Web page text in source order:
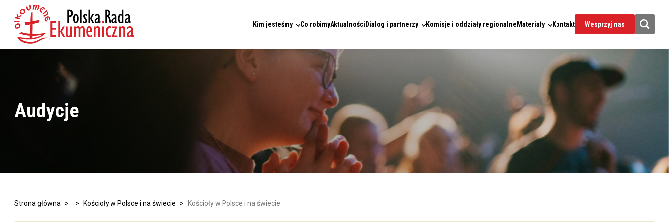
Kim jesteśmy Co robimyAktualnościDialog i partnerzy Komisje i oddziały regionalneMateriały Kontakt Wesprzyj nas
Audycje
Strona główna > > Kościoły w Polsce i na świecie > Kościoły w Polsce i na świecie